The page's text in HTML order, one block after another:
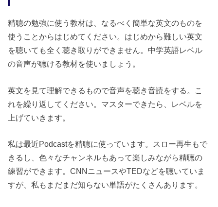
精聴の勉強に使う教材は、なるべく簡単な英文のものを
使うことからはじめてください。はじめから難しい英文
を聴いても全く聴き取りができません。中学英語レベル
の音声が聴ける教材を使いましょう。
英文を見て理解できるもので音声を聴き音読をする。こ
れを繰り返してください。マスターできたら、レベルを
上げていきます。
私は最近Podcastを精聴に使っています。スロー再生もで
きるし、色々なチャンネルもあって楽しみながら精聴の
練習ができます。CNNニュースやTEDなどを聴いていま
すが、私もまだまだ知らない単語がたくさんあります。